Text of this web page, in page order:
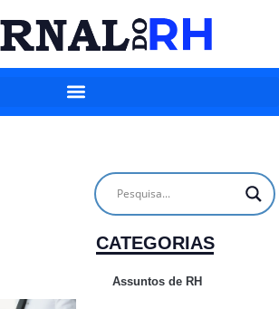
CATEGORIAS
Assuntos de RH